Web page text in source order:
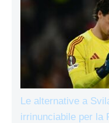
Le alternative a
irrinunciabile per la